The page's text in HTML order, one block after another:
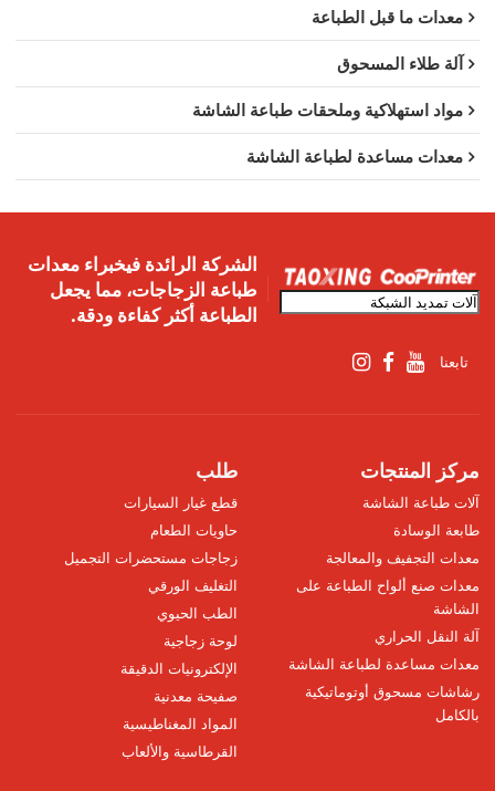
معدات ما قبل الطباعة
آلة طلاء المسحوق
مواد استهلاكية وملحقات طباعة الشاشة
معدات مساعدة لطباعة الشاشة
الشركة الرائدة فيخبراء معدات
طباعة الزجاجات، مما يجعل
الطباعة أكثر كفاءة ودقة.
تابعنا
مركز المنتجات
آلات طباعة الشاشة
طابعة الوسادة
معدات التجفيف والمعالجة
معدات صنع ألواح الطباعة على
الشاشة
آلة النقل الحراري
معدات مساعدة لطباعة الشاشة
رشاشات مسحوق أوتوماتيكية
بالكامل
طلب
قطع غيار السيارات
حاويات الطعام
زجاجات مستحضرات التجميل
التغليف الورقي
الطب الحيوي
لوحة زجاجية
الإلكترونيات الدقيقة
صفيحة معدنية
المواد المغناطيسية
القرطاسية والألعاب